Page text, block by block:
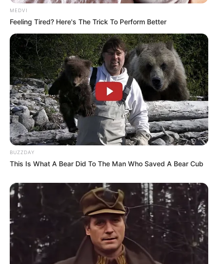
MEDVI
Feeling Tired? Here's The Trick To Perform Better
BUZZDAY
This Is What A Bear Did To The Man Who Saved A Bear Cub